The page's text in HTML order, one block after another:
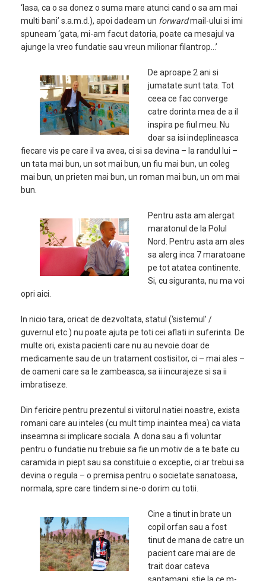
‘lasa, ca o sa donez o suma mare atunci cand o sa am mai
multi bani’ s.a.m.d.), apoi dadeam un forwardmail-ului si imi
spuneam ‘gata, mi-am facut datoria, poate ca mesajul va
ajunge la vreo fundatie sau vreun milionar filantrop…’
De aproape 2 ani si
jumatate sunt tata. Tot
ceea ce fac converge
catre dorinta mea de a il
inspira pe fiul meu. Nu
doar sa isi indeplineasca
fiecare vis pe care il va avea, ci si sa devina – la randul lui –
un tata mai bun, un sot mai bun, un fiu mai bun, un coleg
mai bun, un prieten mai bun, un roman mai bun, un om mai
bun.
Pentru asta am alergat
maratonul de la Polul
Nord. Pentru asta am ales
sa alerg inca 7 maratoane
pe tot atatea continente.
Si, cu siguranta, nu ma voi
opri aici.
In nicio tara, oricat de dezvoltata, statul (‘sistemul’ /
guvernul etc.) nu poate ajuta pe toti cei aflati in suferinta. De
multe ori, exista pacienti care nu au nevoie doar de
medicamente sau de un tratament costisitor, ci – mai ales –
de oameni care sa le zambeasca, sa ii incurajeze si sa ii
imbratiseze.
Din fericire pentru prezentul si viitorul natiei noastre, exista
romani care au inteles (cu mult timp inaintea mea) ca viata
inseamna si implicare sociala. A dona sau a fi voluntar
pentru o fundatie nu trebuie sa fie un motiv de a te bate cu
caramida in piept sau sa constituie o exceptie, ci ar trebui sa
devina o regula – o premisa pentru o societate sanatoasa,
normala, spre care tindem si ne-o dorim cu totii.
Cine a tinut in brate un
copil orfan sau a fost
tinut de mana de catre un
pacient care mai are de
trait doar cateva